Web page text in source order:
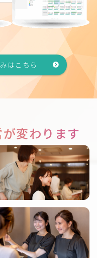
はこちら
変わります